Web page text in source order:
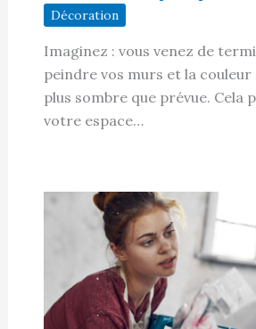
Décoration
Imaginez : vous venez de
peindre vos murs et la couleur
plus sombre que prévue. Cela
votre espace…